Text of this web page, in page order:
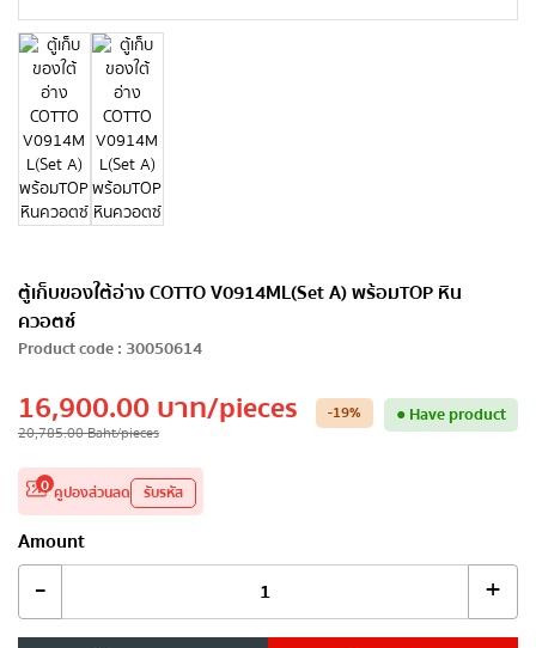
ตู้เก็บของใต้อ่าง COTTO V0914ML(Set A) พร้อมTOP หิน
ควอตซ์
Product code: 30050614
16,900.00บาท/pieces
20,785.00Baht/pieces
-19% ●Have product
0 คูปองส่วนลด รับรหัส
Amount
- +